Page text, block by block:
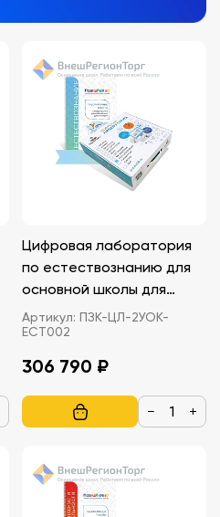
Цифровая лаборатория
по естествознанию для
основной школы для
учителя
Артикул: ПЗК-ЦЛ-2УОК-
ЕСТ002
306 790 ₽
− +